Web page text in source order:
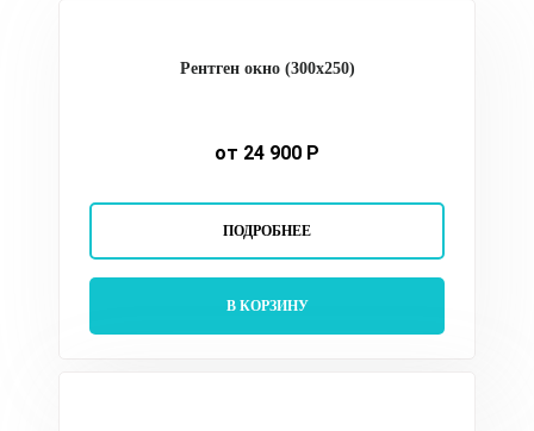
Рентген окно (300х250)
от 24 900 Р
ПОДРОБНЕЕ
В КОРЗИНУ